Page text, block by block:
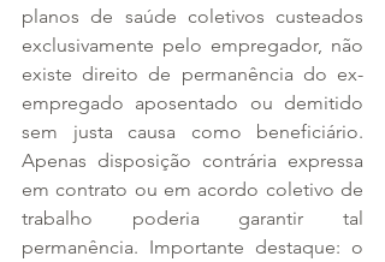
planos de saúde coletivos custeados
exclusivamente pelo empregador, não
existe direito de permanência do ex-
empregado aposentado ou demitido
sem justa causa como beneficiário.
Apenas disposição contrária expressa
em contrato ou em acordo coletivo de
trabalho poderia garantir tal
permanência. Importante destaque: o